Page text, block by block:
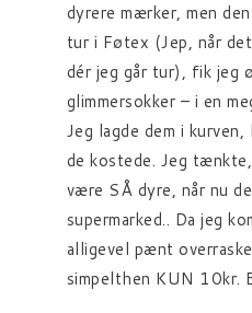
dyrere mærker, men
tur i Føtex (Jep, når
dér jeg går tur), fik jeg
glimmersokker – i en
Jeg lagde dem i
de kostede. Jeg
være SÅ dyre, når nu
supermarked.. Da jeg
alligevel pænt
simpelthen KUN 10kr.